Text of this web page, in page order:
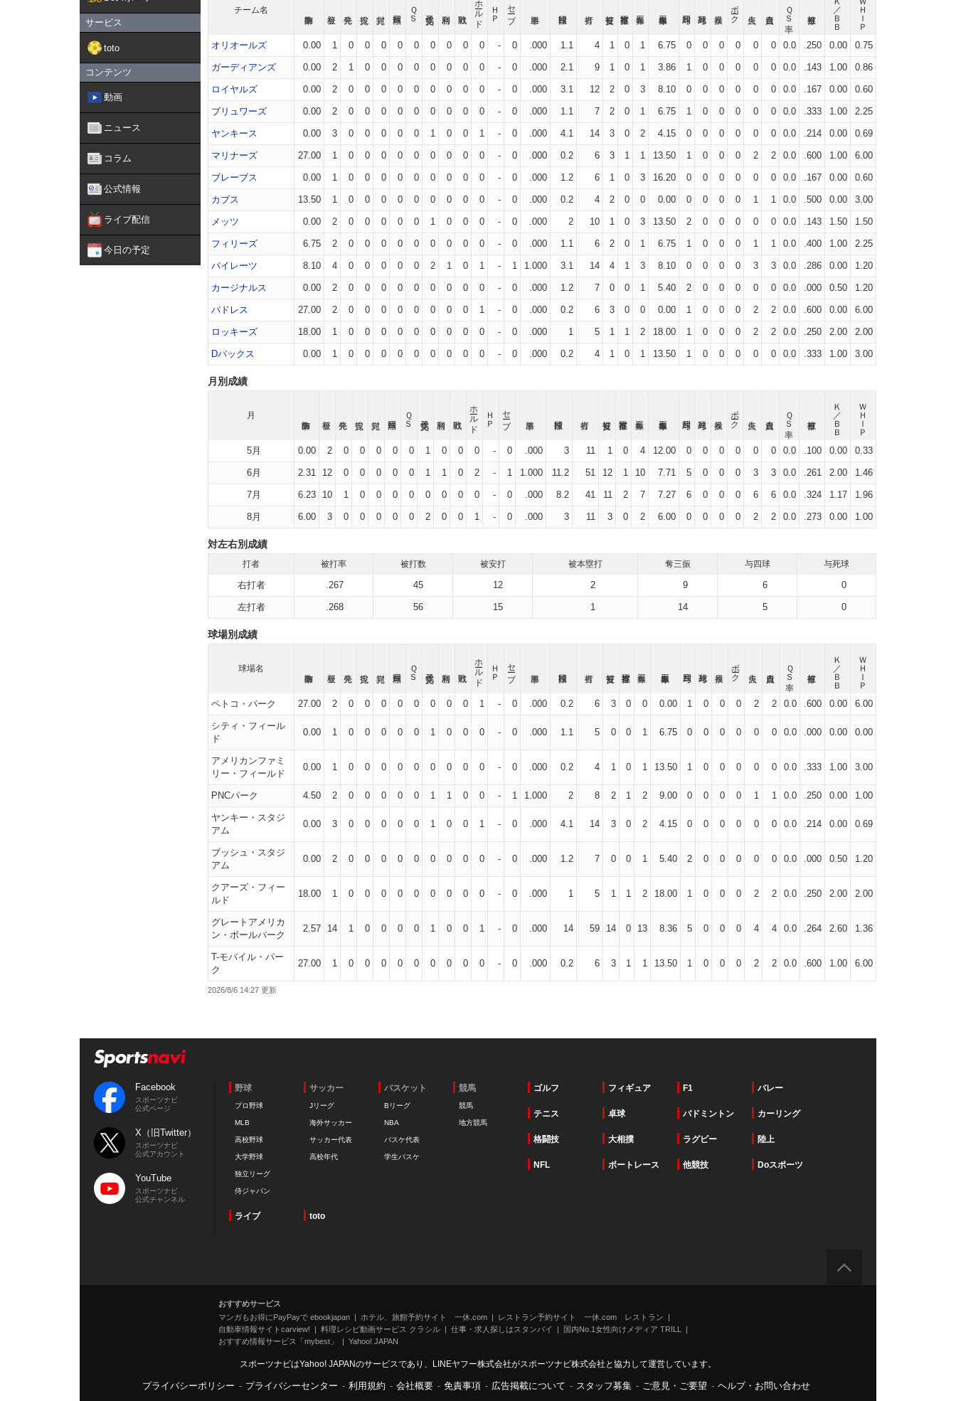
サービス
toto
コンテンツ
動画
ニュース
コラム
公式情報
ライブ配信
今日の予定
チーム名 ＱＳ ホールド ＨＰ セーブ ボーク ＱＳ率 Ｋ／ＢＢ ＷＨＩＰ
オリオールズ 0.00 1 0 0 0 0 0 0 0 0 0 - 0 .000 1.1 4 1 0 1 6.75 0 0 0 0 0 0 0.0 .250 0.00 0.75
ガーディアンズ 0.00 2 1 0 0 0 0 0 0 0 0 - 0 .000 2.1 9 1 0 1 3.86 1 0 0 0 0 0 0.0 .143 1.00 0.86
ロイヤルズ 0.00 2 0 0 0 0 0 0 0 0 0 - 0 .000 3.1 12 2 0 3 8.10 0 0 0 0 0 0 0.0 .167 0.00 0.60
ブリュワーズ 0.00 2 0 0 0 0 0 0 0 0 0 - 0 .000 1.1 7 2 0 1 6.75 1 0 0 0 0 0 0.0 .333 1.00 2.25
ヤンキース 0.00 3 0 0 0 0 0 1 0 0 1 - 0 .000 4.1 14 3 0 2 4.15 0 0 0 0 0 0 0.0 .214 0.00 0.69
マリナーズ 27.00 1 0 0 0 0 0 0 0 0 0 - 0 .000 0.2 6 3 1 1 13.50 1 0 0 0 2 2 0.0 .600 1.00 6.00
ブレーブス 0.00 1 0 0 0 0 0 0 0 0 0 - 0 .000 1.2 6 1 0 3 16.20 0 0 0 0 0 0 0.0 .167 0.00 0.60
カブス 13.50 1 0 0 0 0 0 0 0 0 0 - 0 .000 0.2 4 2 0 0 0.00 0 0 0 0 1 1 0.0 .500 0.00 3.00
メッツ 0.00 2 0 0 0 0 0 1 0 0 0 - 0 .000 2 10 1 0 3 13.50 2 0 0 0 0 0 0.0 .143 1.50 1.50
フィリーズ 6.75 2 0 0 0 0 0 0 0 0 0 - 0 .000 1.1 6 2 0 1 6.75 1 0 0 0 1 1 0.0 .400 1.00 2.25
パイレーツ 8.10 4 0 0 0 0 0 2 1 0 1 - 1 1.000 3.1 14 4 1 3 8.10 0 0 0 0 3 3 0.0 .286 0.00 1.20
カージナルス 0.00 2 0 0 0 0 0 0 0 0 0 - 0 .000 1.2 7 0 0 1 5.40 2 0 0 0 0 0 0.0 .000 0.50 1.20
パドレス 27.00 2 0 0 0 0 0 0 0 0 1 - 0 .000 0.2 6 3 0 0 0.00 1 0 0 0 2 2 0.0 .600 0.00 6.00
ロッキーズ 18.00 1 0 0 0 0 0 0 0 0 0 - 0 .000 1 5 1 1 2 18.00 1 0 0 0 2 2 0.0 .250 2.00 2.00
Dバックス 0.00 1 0 0 0 0 0 0 0 0 0 - 0 .000 0.2 4 1 0 1 13.50 1 0 0 0 0 0 0.0 .333 1.00 3.00
月別成績
月 ＱＳ ホールド ＨＰ セーブ ボーク ＱＳ率 Ｋ／ＢＢ ＷＨＩＰ
5月 0.00 2 0 0 0 0 0 1 0 0 0 - 0 .000 3 11 1 0 4 12.00 0 0 0 0 0 0 0.0 .100 0.00 0.33
6月 2.31 12 0 0 0 0 0 1 1 0 2 - 1 1.000 11.2 51 12 1 10 7.71 5 0 0 0 3 3 0.0 .261 2.00 1.46
7月 6.23 10 1 0 0 0 0 0 0 0 0 - 0 .000 8.2 41 11 2 7 7.27 6 0 0 0 6 6 0.0 .324 1.17 1.96
8月 6.00 3 0 0 0 0 0 2 0 0 1 - 0 .000 3 11 3 0 2 6.00 0 0 0 0 2 2 0.0 .273 0.00 1.00
対左右別成績
打者 被打率 被打数 被安打 被本塁打 奪三振 与四球 与死球
右打者 .267 45 12 2 9 6 0
左打者 .268 56 15 1 14 5 0
球場別成績
球場名 ＱＳ ホールド ＨＰ セーブ ボーク ＱＳ率 Ｋ／ＢＢ ＷＨＩＰ
ペトコ・パーク 27.00 2 0 0 0 0 0 0 0 0 1 - 0 .000 0.2 6 3 0 0 0.00 1 0 0 0 2 2 0.0 .600 0.00 6.00
シティ・フィール
ド
0.00 1 0 0 0 0 0 1 0 0 0 - 0 .000 1.1 5 0 0 1 6.75 0 0 0 0 0 0 0.0 .000 0.00 0.00
アメリカンファミ
リー・フィールド
0.00 1 0 0 0 0 0 0 0 0 0 - 0 .000 0.2 4 1 0 1 13.50 1 0 0 0 0 0 0.0 .333 1.00 3.00
PNCパーク 4.50 2 0 0 0 0 0 1 1 0 0 - 1 1.000 2 8 2 1 2 9.00 0 0 0 0 1 1 0.0 .250 0.00 1.00
ヤンキー・スタジ
アム
0.00 3 0 0 0 0 0 1 0 0 1 - 0 .000 4.1 14 3 0 2 4.15 0 0 0 0 0 0 0.0 .214 0.00 0.69
ブッシュ・スタジ
アム
0.00 2 0 0 0 0 0 0 0 0 0 - 0 .000 1.2 7 0 0 1 5.40 2 0 0 0 0 0 0.0 .000 0.50 1.20
クアーズ・フィー
ルド
18.00 1 0 0 0 0 0 0 0 0 0 - 0 .000 1 5 1 1 2 18.00 1 0 0 0 2 2 0.0 .250 2.00 2.00
グレートアメリカ
ン・ボールパーク
2.57 14 1 0 0 0 0 1 0 0 1 - 0 .000 14 59 14 0 13 8.36 5 0 0 0 4 4 0.0 .264 2.60 1.36
T-モバイル・パー
ク
27.00 1 0 0 0 0 0 0 0 0 0 - 0 .000 0.2 6 3 1 1 13.50 1 0 0 0 2 2 0.0 .600 1.00 6.00
2026/8/6 14:27
Facebook
スポーツナビ
公式ページ
X（旧Twitter）
スポーツナビ
公式アカウント
YouTube
スポーツナビ
公式チャンネル
野球
プロ野球
MLB
高校野球
大学野球
独立リーグ
侍ジャパン
サッカー
Jリーグ
海外サッカー
サッカー代表
高校年代
バスケット
Bリーグ
NBA
バスケ代表
学生バスケ
競馬
競馬
地方競馬
ゴルフ フィギュア F1 バレー
テニス 卓球 バドミントン カーリング
格闘技 大相撲 ラグビー 陸上
NFL ボートレース 他競技 Doスポーツ
ライブ toto
おすすめサービス
マンガもお得にPayPayで ebookjapan
ホテル、旅館予約サイト 一休.com
レストラン予約サイト 一休.com レストラン
自動車情報サイトcarview!
料理レシピ動画サービス クラシル 仕事・求人探しはスタンバイ
国内No.1女性向けメディア TRILL
おすすめ情報サービス「mybest」
Yahoo! JAPAN
スポーツナビはYahoo! JAPANのサービスであり、LINEヤフー株式会社がスポーツナビ株式会社と協力して運営しています。
プライバシーポリシー - プライバシーセンター - 利用規約 - 会社概要 - 免責事項 - 広告掲載について - スタッフ募集 - ご意見・ご要望 - ヘルプ・お問い合わせ